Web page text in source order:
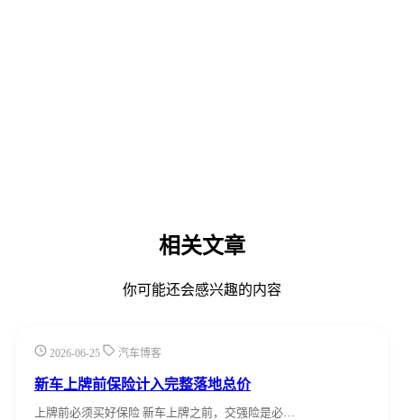
相关文章
你可能还会感兴趣的内容
2026-06-25 汽车博客
新车上牌前保险计入完整落地总价
上牌前必须买好保险 新车上牌之前，交强险是必…